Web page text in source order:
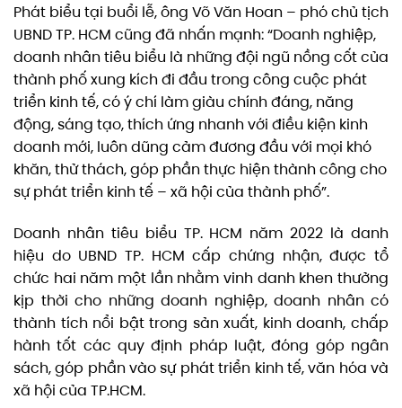
Phát biểu tại buổi lễ, ông Võ Văn Hoan – phó chủ tịch
UBND TP. HCM cũng đã nhấn mạnh: “Doanh nghiệp,
doanh nhân tiêu biểu là những đội ngũ nồng cốt của
thành phố xung kích đi đầu trong công cuộc phát
triển kinh tế, có ý chí làm giàu chính đáng, năng
động, sáng tạo, thích ứng nhanh với điều kiện kinh
doanh mới, luôn dũng cảm đương đầu với mọi khó
khăn, thử thách, góp phần thực hiện thành công cho
sự phát triển kinh tế – xã hội của thành phố”.
Doanh nhân tiêu biểu TP. HCM năm 2022 là danh
hiệu do UBND TP. HCM cấp chứng nhận, được tổ
chức hai năm một lần nhằm vinh danh khen thưởng
kịp thời cho những doanh nghiệp, doanh nhân có
thành tích nổi bật trong sản xuất, kinh doanh, chấp
hành tốt các quy định pháp luật, đóng góp ngân
sách, góp phần vào sự phát triển kinh tế, văn hóa và
xã hội của TP.HCM.